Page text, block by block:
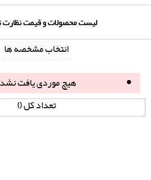
لیست محصولات و قیمت
انتخاب مشخصه ها
هیچ موردی یافت
تعداد کل 0